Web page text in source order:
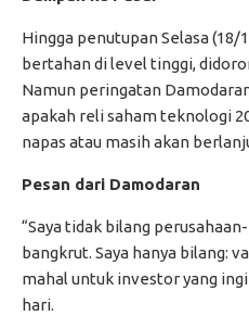
Hingga penutupan Selasa (18/
bertahan di level tinggi,
Namun peringatan
apakah reli saham teknologi
napas atau masih akan
Pesan dari Damodaran
“Saya tidak bilang
bangkrut. Saya hanya bilang:
mahal untuk investor yang
hari.